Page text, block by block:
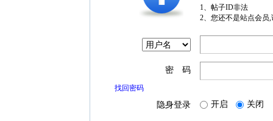
1、帖子ID非法
2、您还不是站点会员
密 码
找回密码
隐身登录 开启 关闭